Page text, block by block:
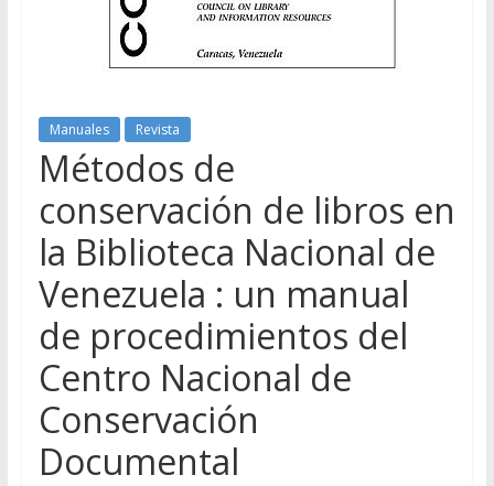
Manuales Revista
Métodos de
conservación de libros en
la Biblioteca Nacional de
Venezuela : un manual
de procedimientos del
Centro Nacional de
Conservación
Documental